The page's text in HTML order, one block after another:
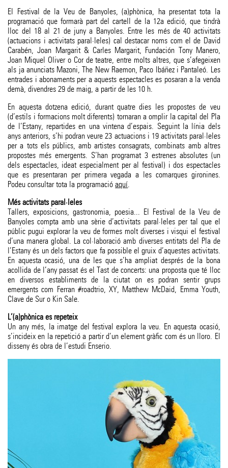
El Festival de la Veu de Banyoles, (a)phònica, ha presentat tota la
programació que formarà part del cartell de la 12a edició, que tindrà
lloc del 18 al 21 de juny a Banyoles. Entre les més de 40 activitats
(actuacions i activitats paral·leles) cal destacar noms com el de David
Carabén, Joan Margarit & Carles Margarit, Fundación Tony Manero,
Joan Miquel Oliver o Cor de teatre, entre molts altres, que s’afegeixen
als ja anunciats Mazoni, The New Raemon, Paco Ibáñez i Pantaleó. Les
entrades i abonaments per a aquests espectacles es posaran a la venda
demà, divendres 29 de maig, a partir de les 10 h.
En aquesta dotzena edició, durant quatre dies les propostes de veu
(d’estils i formacions molt diferents) tornaran a omplir la capital del Pla
de l’Estany, repartides en una vintena d’espais. Seguint la línia dels
anys anteriors, s’hi podran veure 23 actuacions i 19 activitats paral·leles
per a tots els públics, amb artistes consagrats, combinats amb altres
propostes més emergents. S’han programat 3 estrenes absolutes (un
dels espectacles, ideat especialment per al festival) i dos espectacles
que es presentaran per primera vegada a les comarques gironines.
Podeu consultar tota la programacióaquí.
Més activitats paral·leles
Tallers, exposicions, gastronomia, poesia... El Festival de la Veu de
Banyoles compta amb una sèrie d’activitats paral·leles per tal que el
públic pugui explorar la veu de formes molt diverses i visqui el festival
d’una manera global. La col·laboració amb diverses entitats del Pla de
l’Estany és un dels factors que fa possible el gruix d’aquestes activitats.
En aquesta ocasió, una de les que s’ha ampliat després de la bona
acollida de l’any passat és el Tast de concerts: una proposta que té lloc
en diversos establiments de la ciutat on es podran sentir grups
emergents com Ferran #roadtrio, XY, Matthew McDaid, Emma Youth,
Clave de Sur o Kin Sale.
L’(a)phònica es repeteix
Un any més, la imatge del festival explora la veu. En aquesta ocasió,
s’incideix en la repetició a partir d’un element gràfic com és un lloro. El
disseny és obra de l’estudi Enserio.